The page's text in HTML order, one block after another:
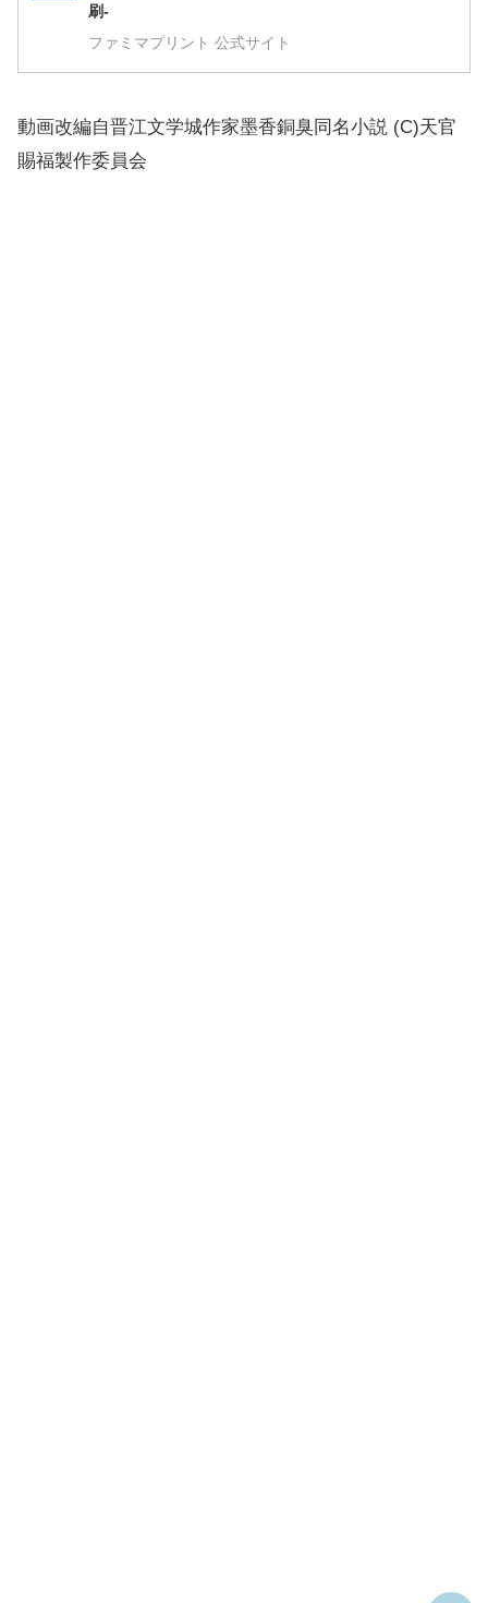
刷-
ファミマプリント 公式サイト
動画改編自晋江文学城作家墨香銅臭同名小説 (C)天官
賜福製作委員会